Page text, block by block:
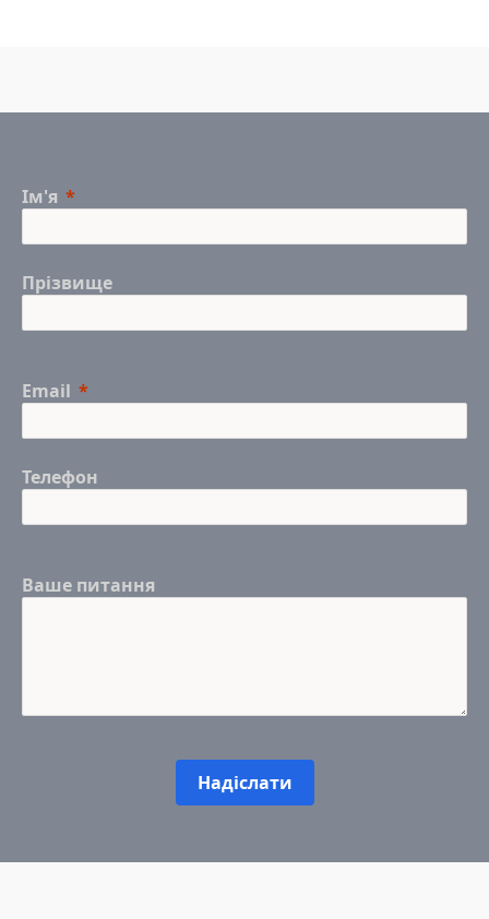
Ім'я
Прізвище
Email
Телефон
Ваше питання
Надіслати